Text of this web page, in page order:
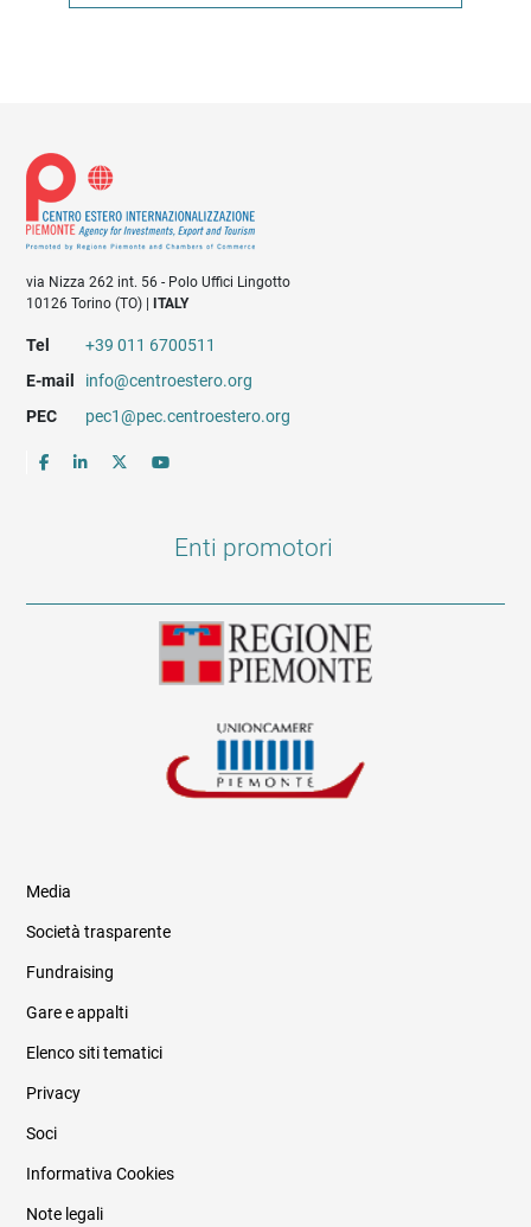
via Nizza 262 int. 56 - Polo Uffici Lingotto
10126 Torino (TO) |
ITALY
Tel
+39 011 6700511
E-mail
info@centroestero.org
PEC
pec1@pec.centroestero.org
Enti promotori
Informazioni legali e trasparenza
Media
Società trasparente
Fundraising
Gare e appalti
Elenco siti tematici
Privacy
Soci
Informativa Cookies
Note legali